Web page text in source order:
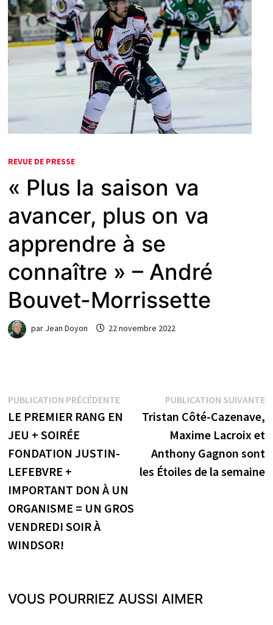
REVUE DE PRESSE
« Plus la saison va
avancer, plus on va
apprendre à se
connaître » – André
Bouvet-Morrissette
par Jean Doyon 22 novembre 2022
Navigation
de
l’article
PUBLICATION PRÉCÉDENTEPublication
précédente :
LE PREMIER RANG EN
JEU + SOIRÉE
FONDATION JUSTIN-
LEFEBVRE +
IMPORTANT DON À UN
ORGANISME = UN GROS
VENDREDI SOIR À
WINDSOR!
PUBLICATION SUIVANTE
Tristan Côté-Cazenave,
Maxime Lacroix et
Anthony Gagnon sont
les Étoiles de la semaine
VOUS POURRIEZ AUSSI AIMER